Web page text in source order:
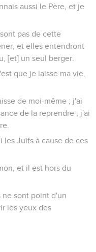
aussi le Père, et je
pas de cette
et elles entendront
[et] un seul berger.
que je laisse ma vie,
de moi-même ; j'ai
de la reprendre ; j'ai
les Juifs à cause de ces
et il est hors du
ne sont point d'un
les yeux des